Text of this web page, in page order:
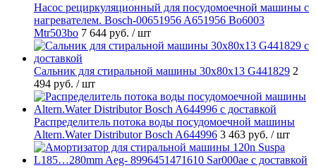
Насос рециркуляционный для посудомоечной машины с
нагревателем. Bosch-00651956 A651956 Bo6003
Mtr503bo 7 644 руб. / шт
Cальник для стиральной машины 30x80x13 G441829 2
494 руб. / шт
Распределитель потока воды посудомоечной машины
Altern.Water Distributor Bosch A644996 3 463 руб. / шт